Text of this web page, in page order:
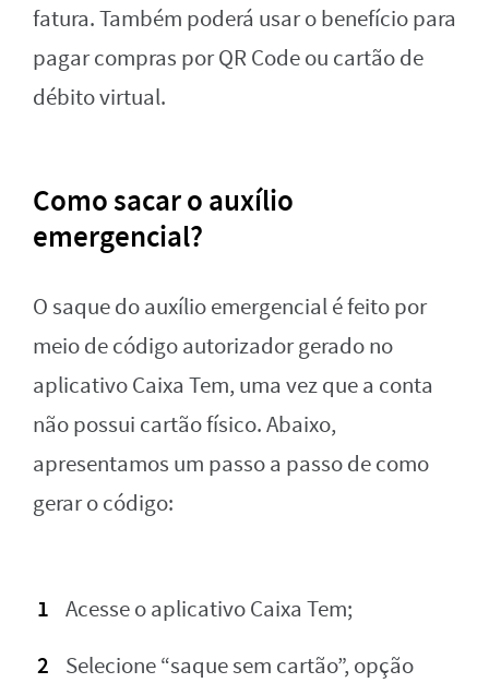
fatura. Também poderá usar o benefício para
pagar compras por QR Code ou cartão de
débito virtual.
Como sacar o auxílio
emergencial?
O saque do auxílio emergencial é feito por
meio de código autorizador gerado no
aplicativo Caixa Tem, uma vez que a conta
não possui cartão físico. Abaixo,
apresentamos um passo a passo de como
gerar o código:
Acesse o aplicativo Caixa Tem;
Selecione “saque sem cartão”, opção